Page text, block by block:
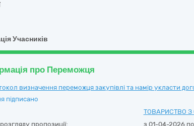
Учасників
про Переможця
визначення переможця закупівлі та намір укласти
підписано
ТОВАРИСТВО З
пропозиції:
з 01-04-2026